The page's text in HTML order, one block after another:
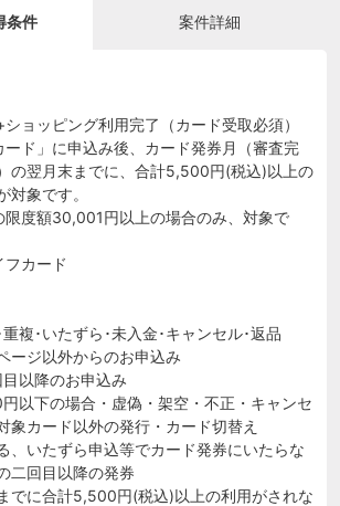
条件 案件詳細
ショッピング利用完了（カード受取必須）
ド」に申込み後、カード発券月（審査完
の翌月末までに、合計5,500円(税込)以上の
対象です。
限度額30,001円以上の場合のみ、対象で
カード
重複･いたずら･未入金･キャンセル･返品
ージ以外からのお申込み
目以降のお申込み
以下の場合・虚偽・架空・不正・キャンセ
象カード以外の発行・カード切替え
、いたずら申込等でカード発券にいたらな
二回目以降の発券
でに合計5,500円(税込)以上の利用がされな